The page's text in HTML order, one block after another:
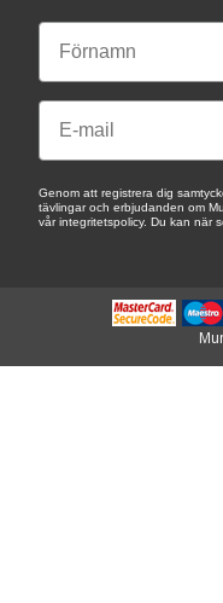
Email
Genom att registrera dig
tävlingar och erbjudanden om
vår integritetspolicy. Du kan när